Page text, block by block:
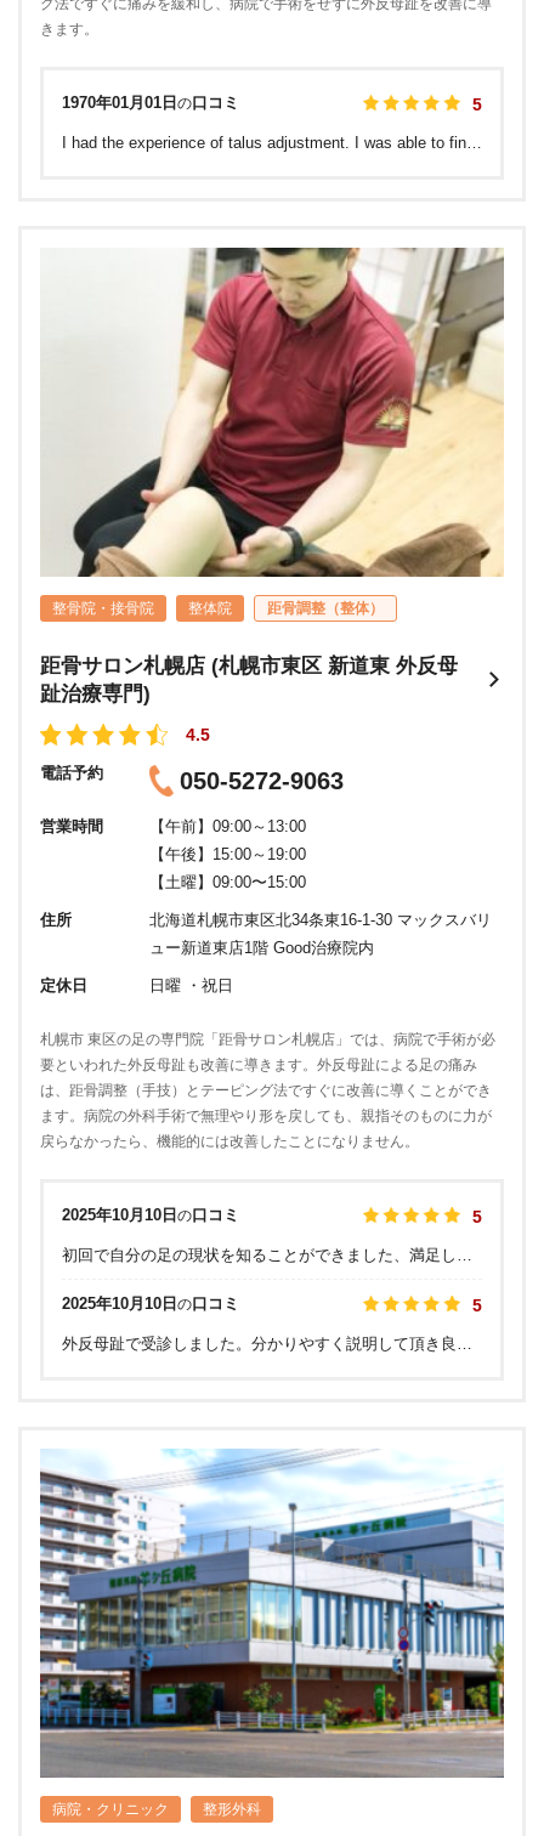
グ法ですぐに痛みを緩和し、病院で手術をせずに外反母趾を改善に導
きます。
1970年01月01日 の口コミ 5
整骨院・接骨院 整体院 距骨調整（整体）
距骨サロン札幌店 (札幌市東区 新道東 外反母
趾治療専門)
4.5
電話予約 050-5272-9063
営業時間
【午前】09:00～13:00
【午後】15:00～19:00
【土曜】09:00〜15:00
住所
北海道札幌市東区北34条東16-1-30 マックスバリ
ュー新道東店1階 Good治療院内
定休日 日曜 ・祝日
札幌市 東区の足の専門院「距骨サロン札幌店」では、病院で手術が必
要といわれた外反母趾も改善に導きます。外反母趾による足の痛み
は、距骨調整（手技）とテーピング法ですぐに改善に導くことができ
ます。病院の外科手術で無理やり形を戻しても、親指そのものに力が
戻らなかったら、機能的には改善したことになりません。
2025年10月10日 の口コミ 5
2025年10月10日 の口コミ 5
病院・クリニック 整形外科